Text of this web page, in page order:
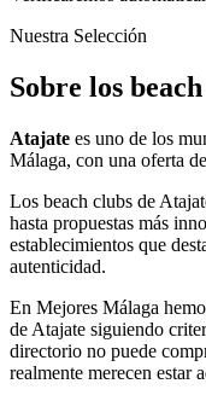
Nuestra Selección
Sobre los
Atajate es uno de los
Málaga, con una oferta
Los beach clubs de
hasta propuestas más
establecimientos que
autenticidad.
En Mejores Málaga
de Atajate siguiendo
directorio no puede
realmente merecen estar